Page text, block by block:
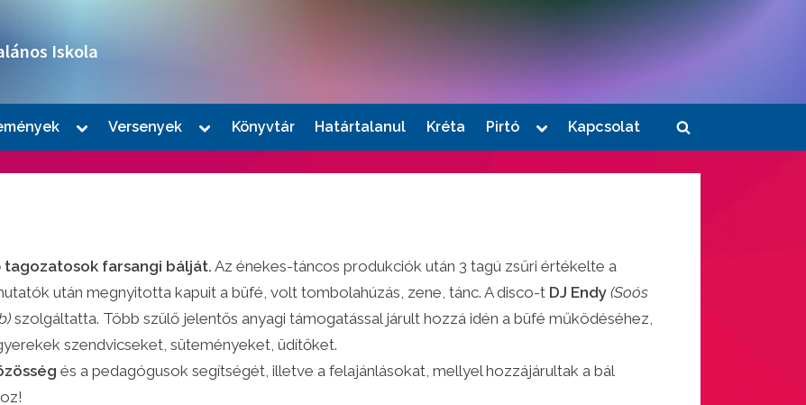
Iskola
Toggle
menu
Versenyek
Toggle
menu
Könyvtár Határtalanul Kréta Pirtó
Toggle
menu
Kapcsolat
Toggle
tagozatosok farsangi bálját. Az énekes-táncos produkciók után 3 tagú zsűri értékelte a
után megnyitotta kapuit a büfé, volt tombolahúzás, zene, tánc. A disco-t DJ Endy (Soós
szolgáltatta. Több szülő jelentős anyagi támogatással járult hozzá idén a büfé működéséhez,
szendvicseket, süteményeket, üdítőket.
és a pedagógusok segítségét, illetve a felajánlásokat, mellyel hozzájárultak a bál